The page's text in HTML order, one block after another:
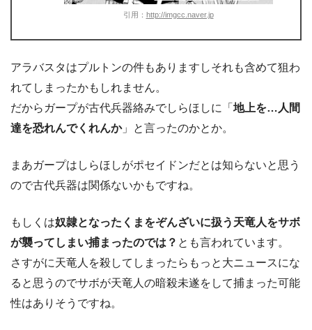
引用： http://imgcc.naver.jp
アラバスタはプルトンの件もありますしそれも含めて狙わ
れてしまったかもしれません。
だからガープが古代兵器絡みでしらほしに「 地上を…人間
達を恐れんでくれんか」と言ったのかとか。
まあガープはしらほしがポセイドンだとは知らないと思う
ので古代兵器は関係ないかもですね。
もしくは奴隷となったくまをぞんざいに扱う天竜人をサボ
が襲ってしまい捕まったのでは？ とも言われています。
さすがに天竜人を殺してしまったらもっと大ニュースにな
ると思うのでサボが天竜人の暗殺未遂をして捕まった可能
性はありそうですね。